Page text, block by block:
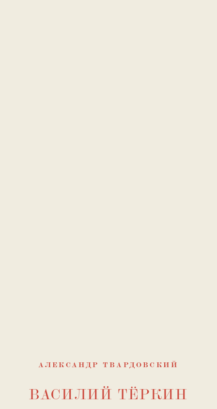
АЛЕКСАНДР ТВАРДОВСКИЙ
ВАСИЛИЙ ТЁРКИН